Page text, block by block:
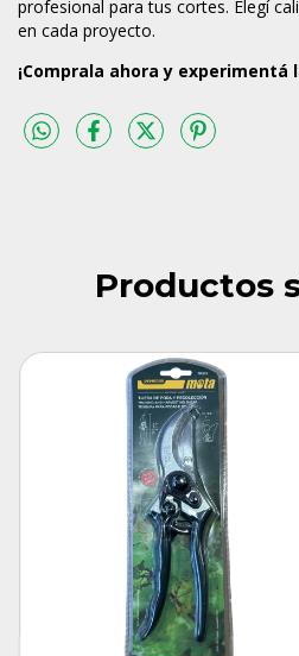
profesional para tus cortes. Elegí
en cada proyecto.
¡Comprala ahora y experimentá
Productos